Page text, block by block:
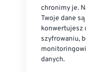
chronimy je.
Twoje dane
konwertujesz
szyfrowaniu,
danych.